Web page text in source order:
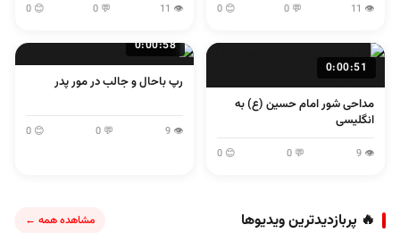
👁 11
💬 0
😊 0
👁 11
💬 0
😊 0
0:00:51
مداحی شور امام حسین (ع) به
انگلیسی
👁 9
💬 0
😊 0
0:00:58
رپ باحال و جالب در مور پدر
👁 9
💬 0
😊 0
🔥 پربازدیدترین ویدیوها مشاهده همه ←